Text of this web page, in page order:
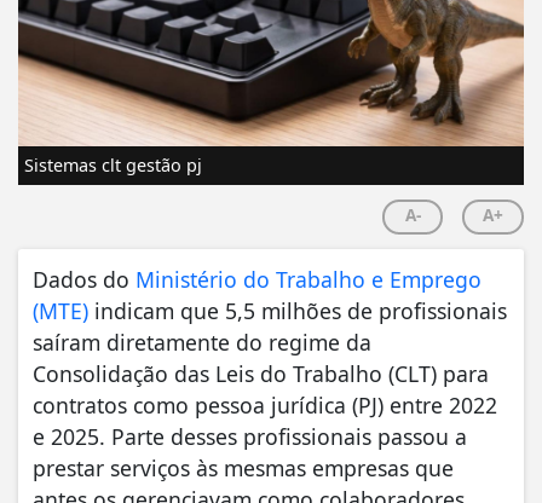
Sistemas clt gestão pj
A- A+
Dados do Ministério do Trabalho e Emprego
(MTE) indicam que 5,5 milhões de profissionais
saíram diretamente do regime da
Consolidação das Leis do Trabalho (CLT) para
contratos como pessoa jurídica (PJ) entre 2022
e 2025. Parte desses profissionais passou a
prestar serviços às mesmas empresas que